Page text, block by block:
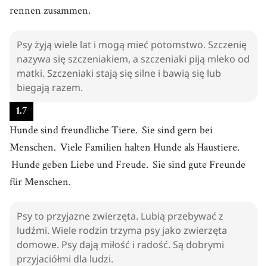
rennen zusammen.
Psy żyją wiele lat i mogą mieć potomstwo. Szczenię
nazywa się szczeniakiem, a szczeniaki piją mleko od
matki. Szczeniaki stają się silne i bawią się lub
biegają razem.
1.7
Hunde sind freundliche Tiere. Sie sind gern bei
Menschen. Viele Familien halten Hunde als Haustiere.
Hunde geben Liebe und Freude. Sie sind gute Freunde
für Menschen.
Psy to przyjazne zwierzęta. Lubią przebywać z
ludźmi. Wiele rodzin trzyma psy jako zwierzęta
domowe. Psy dają miłość i radość. Są dobrymi
przyjaciółmi dla ludzi.